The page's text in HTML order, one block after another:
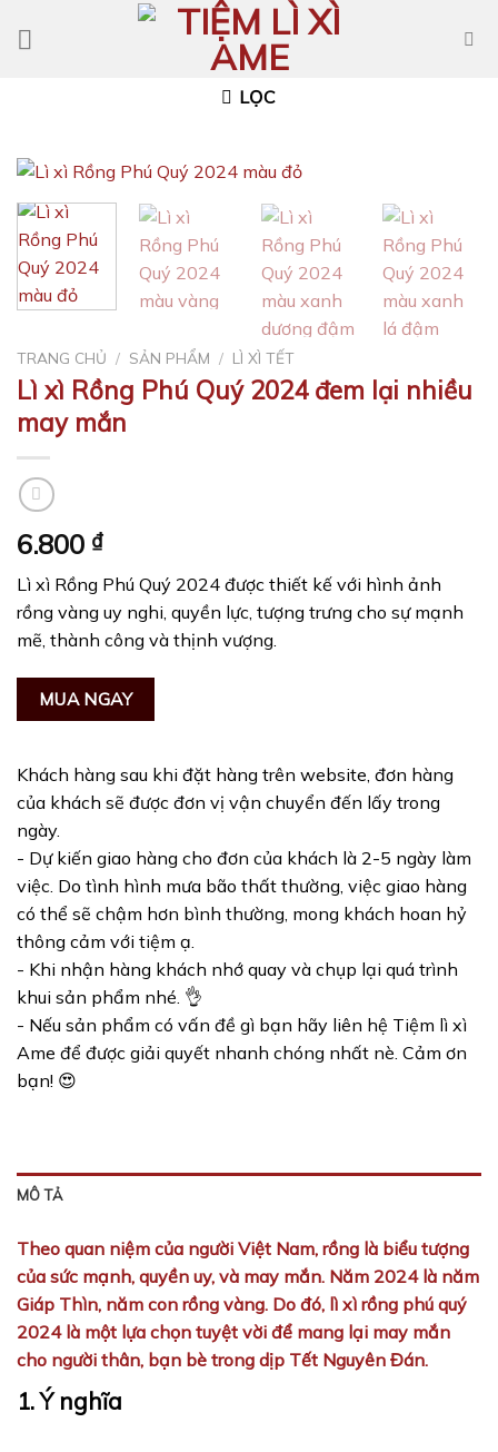
LỌC
TRANG CHỦ / SẢN PHẨM / LÌ XÌ TẾT
Lì xì Rồng Phú Quý 2024 đem lại nhiều
may mắn
6.800 ₫
Lì xì Rồng Phú Quý 2024 được thiết kế với hình ảnh
rồng vàng uy nghi, quyền lực, tượng trưng cho sự mạnh
mẽ, thành công và thịnh vượng.
MUA NGAY
Khách hàng sau khi đặt hàng trên website, đơn hàng
của khách sẽ được đơn vị vận chuyển đến lấy trong
ngày.
- Dự kiến giao hàng cho đơn của khách là 2-5 ngày làm
việc. Do tình hình mưa bão thất thường, việc giao hàng
có thể sẽ chậm hơn bình thường, mong khách hoan hỷ
thông cảm với tiệm ạ.
- Khi nhận hàng khách nhớ quay và chụp lại quá trình
khui sản phẩm nhé. 👌
- Nếu sản phẩm có vấn đề gì bạn hãy liên hệ Tiệm lì xì
Ame để được giải quyết nhanh chóng nhất nè. Cảm ơn
bạn! 😍
MÔ TẢ
Theo quan niệm của người Việt Nam, rồng là biểu tượng
của sức mạnh, quyền uy, và may mắn. Năm 2024 là năm
Giáp Thìn, năm con rồng vàng. Do đó, lì xì rồng phú quý
2024 là một lựa chọn tuyệt vời để mang lại may mắn
cho người thân, bạn bè trong dịp Tết Nguyên Đán.
1. Ý nghĩa